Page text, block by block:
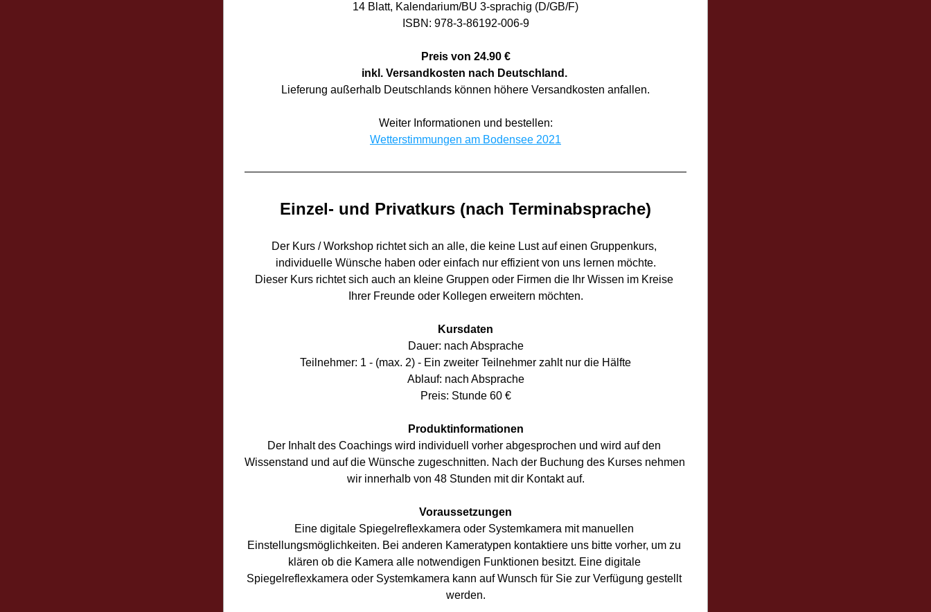
14 Blatt, Kalendarium/BU 3-sprachig (D/GB/F)
ISBN: 978-3-86192-006-9
Preis von 24.90 €
inkl . Versandkosten nach Deutschland.
Lieferung außerhalb Deutschlands können höhere Versandkosten anfallen.
Weiter Informationen und bestellen:
Wetterstimmungen am Bodensee 2021
Einzel- und Privatkurs (nach Terminabsprache)
Der Kurs / Workshop richtet sich an alle, die keine Lust auf einen Gruppenkurs,
individuelle Wünsche haben oder einfach nur effizient von uns lernen möchte.
Dieser Kurs richtet sich auch an kleine Gruppen oder Firmen die Ihr Wissen im Kreise
Ihrer Freunde oder Kollegen erweitern möchten.
Kursdaten
Dauer: nach Absprache
Teilnehmer: 1 - (max. 2) - Ein zweiter Teilnehmer zahlt nur die Hälfte
Ablauf: nach Absprache
Preis: Stunde 60 €
Produktinformationen
Der Inhalt des Coachings wird individuell vorher abgesprochen und wird auf den
Wissenstand und auf die Wünsche zugeschnitten. Nach der Buchung des Kurses nehmen
wir innerhalb von 48 Stunden mit dir Kontakt auf.
Voraussetzungen
Eine digitale Spiegelreflexkamera oder Systemkamera mit manuellen
Einstellungsmöglichkeiten. Bei anderen Kameratypen kontaktiere uns bitte vorher, um zu
klären ob die Kamera alle notwendigen Funktionen besitzt. Eine digitale
Spiegelreflexkamera oder Systemkamera kann auf Wunsch für Sie zur Verfügung gestellt
werden.